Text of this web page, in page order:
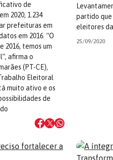
de
2020, 1.234
prefeituras em
em 2016. “O
2016, temos um
afirma o
(PT-CE),
Eleitoral
muito ativo e os
de
partido
eleitores
25/09/2020